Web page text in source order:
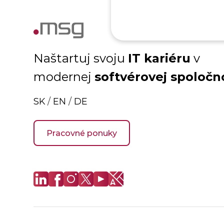
Naštartuj svoju IT kariéru v
modernejsoftvérovej
SK / EN / DE
Pracovné ponuky